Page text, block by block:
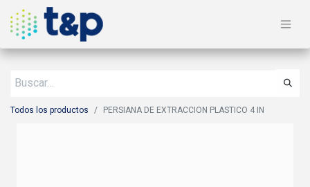
Todos los productos PERSIANA DE EXTRACCION PLASTICO 4 IN